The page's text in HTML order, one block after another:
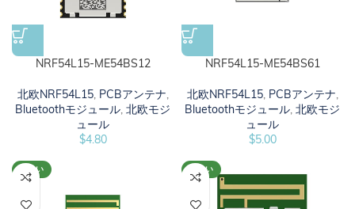
NRF54L15-ME54BS12
北欧NRF54L15, PCBアンテナ,
Bluetoothモジュール, 北欧モジ
ュール
$4.80
NRF54L15-ME54BS61
北欧NRF54L15, PCBアンテナ,
Bluetoothモジュール, 北欧モジ
ュール
$5.00
新しい 新しい